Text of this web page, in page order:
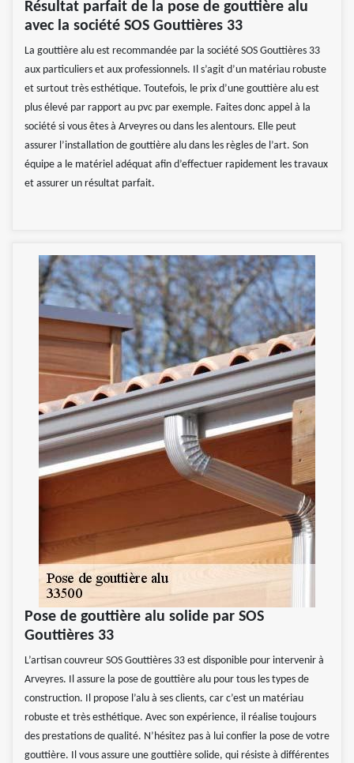
Résultat parfait de la pose de gouttière alu
avec la société SOS Gouttières 33
La gouttière alu est recommandée par la société SOS Gouttières 33
aux particuliers et aux professionnels. Il s’agit d’un matériau robuste
et surtout très esthétique. Toutefois, le prix d’une gouttière alu est
plus élevé par rapport au pvc par exemple. Faites donc appel à la
société si vous êtes à Arveyres ou dans les alentours. Elle peut
assurer l’installation de gouttière alu dans les règles de l’art. Son
équipe a le matériel adéquat afin d’effectuer rapidement les travaux
et assurer un résultat parfait.
Pose de gouttière alu solide par SOS
Gouttières 33
L’artisan couvreur SOS Gouttières 33 est disponible pour intervenir à
Arveyres. Il assure la pose de gouttière alu pour tous les types de
construction. Il propose l’alu à ses clients, car c’est un matériau
robuste et très esthétique. Avec son expérience, il réalise toujours
des prestations de qualité. N’hésitez pas à lui confier la pose de votre
gouttière. Il vous assure une gouttière solide, qui résiste à différentes